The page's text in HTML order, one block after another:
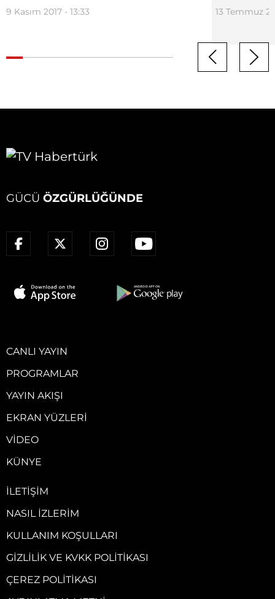
9 Kasım 2017 - 13:33 13 Temmuz
GÜCÜ ÖZGÜRLÜĞÜNDE
CANLI YAYIN
PROGRAMLAR
YAYIN AKIŞI
EKRAN YÜZLERI
VIDEO
KÜNYE
İLETIŞIM
NASIL İZLERIM
KULLANIM KOŞULLARI
GIZLILIK VE KVKK POLITIKASI
ÇEREZ POLITIKASI